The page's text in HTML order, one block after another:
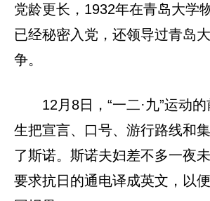
党龄更长，1932年在青岛大学
已经秘密入党，还领导过青岛
争。
12月8日，“一二·九”运动
生把宣言、口号、游行路线和
了斯诺。斯诺夫妇差不多一夜
要求抗日的通电译成英文，以